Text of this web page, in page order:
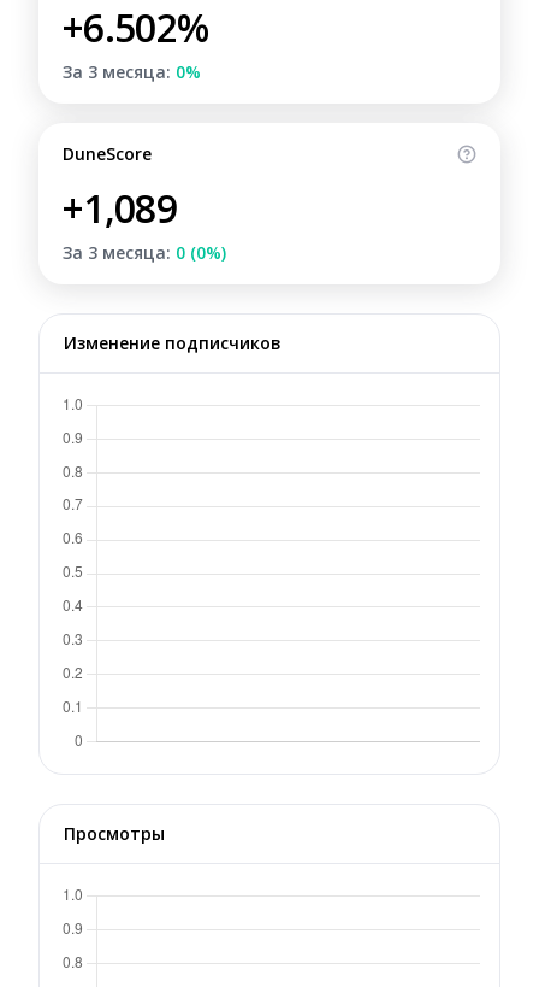
+6.502%
За 3 месяца: 0%
DuneScore
+1,089
За 3 месяца: 0 (0%)
Изменение подписчиков
Просмотры